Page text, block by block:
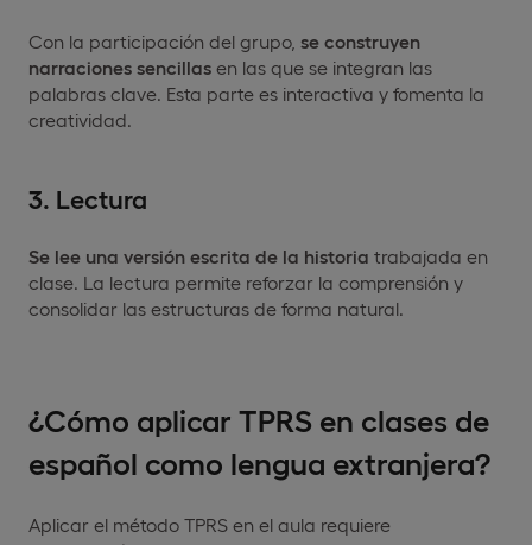
Con la participación del grupo, se construyen
narraciones sencillas en las que se integran las
palabras clave. Esta parte es interactiva y fomenta la
creatividad.
3. Lectura
Se lee una versión escrita de la historia trabajada en
clase. La lectura permite reforzar la comprensión y
consolidar las estructuras de forma natural.
¿Cómo aplicar TPRS en clases de
español como lengua extranjera?
Aplicar el método TPRS en el aula requiere